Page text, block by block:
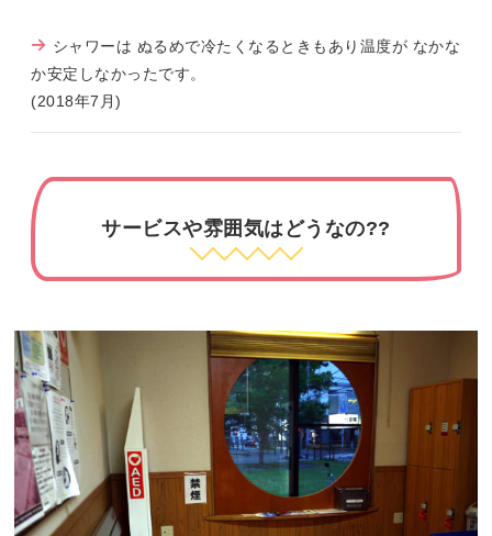
シャワーは ぬるめで冷たくなるときもあり温度が なかな
か安定しなかったです。
(2018年7月)
サービスや雰囲気はどうなの??